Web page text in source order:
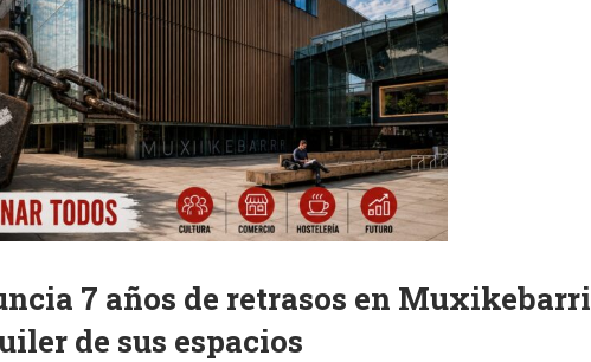
7 años de retrasos en Muxikebarri
de sus espacios